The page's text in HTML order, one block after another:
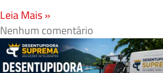
Leia Mais »
Nenhum comentário